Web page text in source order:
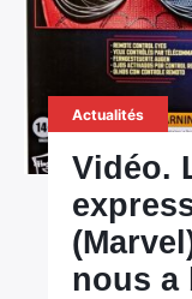
Actualités
Vidéo.
nous a